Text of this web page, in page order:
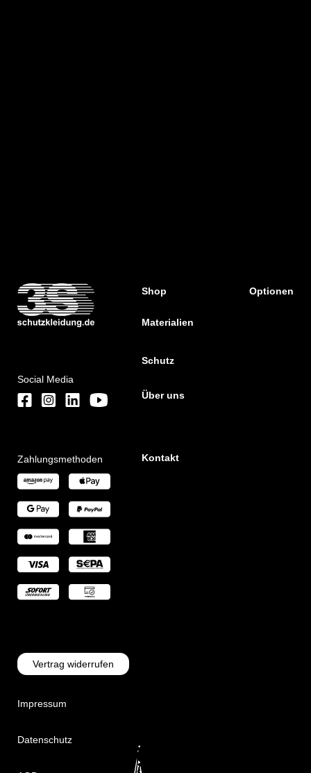
Social Media
Zahlungsmethoden
Vertrag widerrufen
Impressum
Datenschutz
Shop Optionen
Materialien
Schutz
Über uns
Kontakt